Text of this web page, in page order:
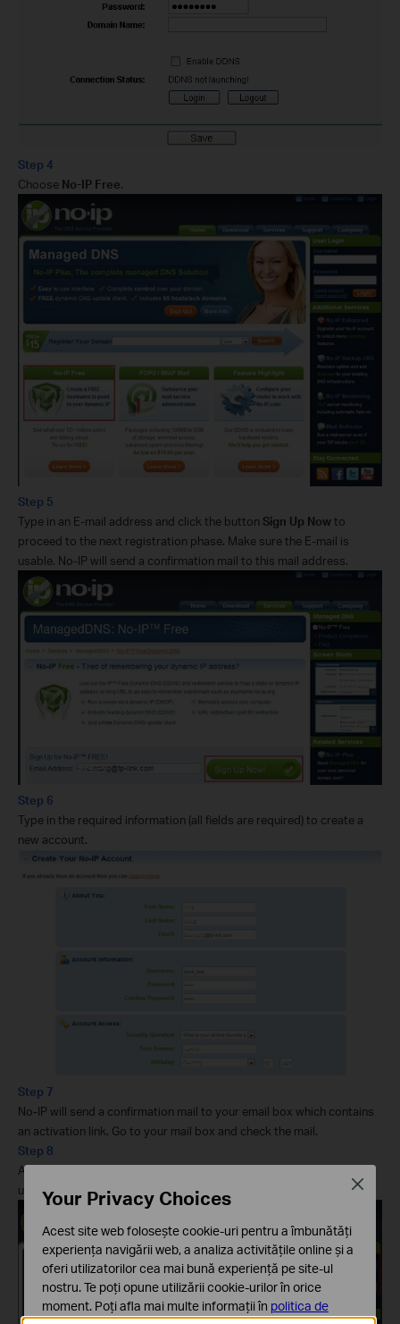
Step 4
Choose No-IP Free.
Step 5
Type in an E-mail address and click the button Sign Up Nowto
proceed to the next registration phase. Make sure the E-mail is
usable. No-IP will send a confirmation mail to this mail address.
Step 6
Type in the required information (all fields are required) to create a
new account.
Step 7
No-IP will send a confirmation mail to your email box which contains
an activation link. Go to your mail box and check the mail.
Step 8
After click the activation link you will be able to login use your
username and password.
Your Privacy Choices
Acest site web folosește cookie-uri pentru a îmbunătăți
experiența navigării web, a analiza activitățile online și a
oferi utilizatorilor cea mai bună experiență pe site-ul
nostru. Te poți opune utilizării cookie-urilor în orice
moment. Poți afla mai multe informații în politica de
Close